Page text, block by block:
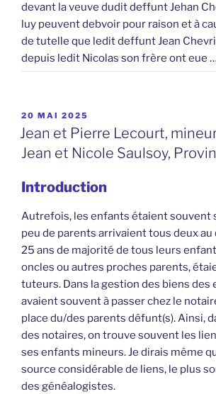
devant la veuve dudit deffunt Jehan
luy peuvent debvoir pour raison et à
de tutelle que ledit deffunt Jean
depuis ledit Nicolas son frère ont eue
PUBLIÉ
LE
20 MAI 2025
Jean et Pierre Lecourt,
Jean et Nicole Saulsoy,
Introduction
Autrefois, les enfants étaient souvent
peu de parents arrivaient tous deux au
25 ans de majorité de tous leurs
oncles ou autres proches parents,
tuteurs. Dans la gestion des biens des
avaient souvent à passer chez le
place du/des parents défunt(s). Ainsi,
des notaires, on trouve souvent les
ses enfants mineurs. Je dirais même
source considérable de liens, le plus
des généalogistes.